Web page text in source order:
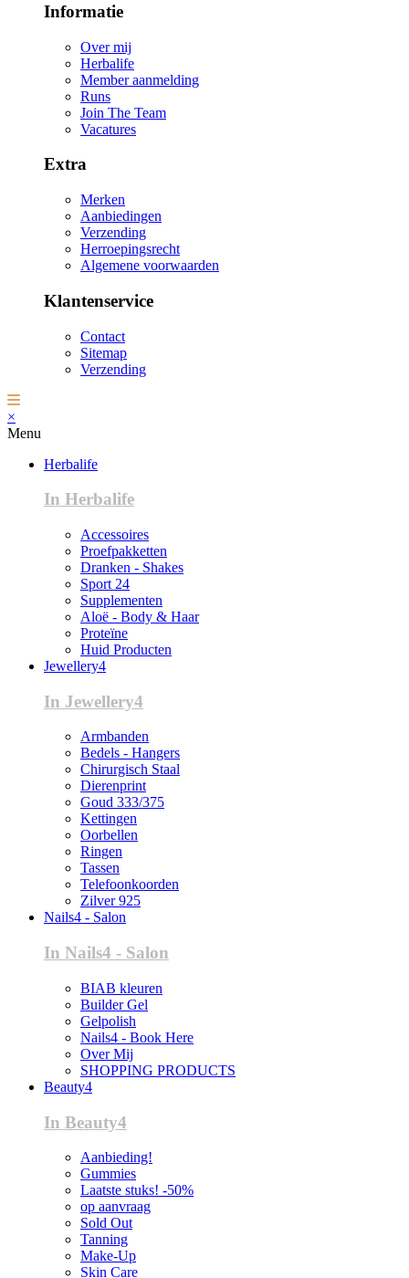
Informatie
Over mij
Herbalife
Member aanmelding
Runs
Join The Team
Vacatures
Extra
Merken
Aanbiedingen
Verzending
Herroepingsrecht
Algemene voorwaarden
Klantenservice
Contact
Sitemap
Verzending
×
Menu
Herbalife
In Herbalife
Accessoires
Proefpakketten
Dranken - Shakes
Sport 24
Supplementen
Aloë - Body & Haar
Proteïne
Huid Producten
Jewellery4
In Jewellery4
Armbanden
Bedels - Hangers
Chirurgisch Staal
Dierenprint
Goud 333/375
Kettingen
Oorbellen
Ringen
Tassen
Telefoonkoorden
Zilver 925
Nails4 - Salon
In Nails4 - Salon
BIAB kleuren
Builder Gel
Gelpolish
Nails4 - Book Here
Over Mij
SHOPPING PRODUCTS
Beauty4
In Beauty4
Aanbieding!
Gummies
Laatste stuks! -50%
op aanvraag
Sold Out
Tanning
Make-Up
Skin Care